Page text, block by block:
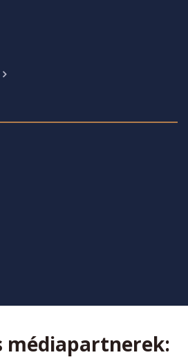
médiapartnerek: